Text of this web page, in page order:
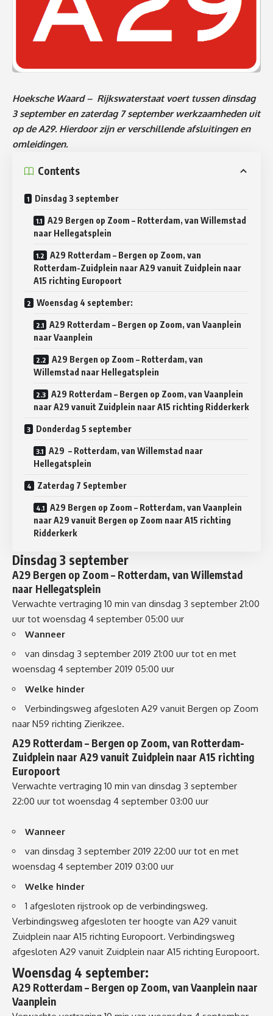
Hoeksche Waard – Rijkswaterstaat voert tussen dinsdag
3 september en zaterdag 7 september werkzaamheden uit
op de A29. Hierdoor zijn er verschillende afsluitingen en
omleidingen.
Contents
Dinsdag 3 september
A29 Bergen op Zoom – Rotterdam, van Willemstad
naar Hellegatsplein
A29 Rotterdam – Bergen op Zoom, van
Rotterdam-Zuidplein naar A29 vanuit Zuidplein naar
A15 richting Europoort
Woensdag 4 september:
A29 Rotterdam – Bergen op Zoom, van Vaanplein
naar Vaanplein
A29 Bergen op Zoom – Rotterdam, van
Willemstad naar Hellegatsplein
A29 Rotterdam – Bergen op Zoom, van Vaanplein
naar A29 vanuit Zuidplein naar A15 richting Ridderkerk
Donderdag 5 september
A29 – Rotterdam, van Willemstad naar
Hellegatsplein
Zaterdag 7 September
A29 Bergen op Zoom – Rotterdam, van Vaanplein
naar A29 vanuit Bergen op Zoom naar A15 richting
Ridderkerk
Dinsdag 3 september
A29 Bergen op Zoom – Rotterdam, vanWillemstad
naar Hellegatsplein
Verwachte vertraging 10 min van dinsdag 3 september 21:00
uur tot woensdag 4 september 05:00 uur
Wanneer
van dinsdag 3 september 2019 21:00 uur tot en met
woensdag 4 september 2019 05:00 uur
Welke hinder
Verbindingsweg afgesloten A29 vanuit Bergen op Zoom
naar N59 richting Zierikzee.
A29 Rotterdam – Bergen op Zoom, van Rotterdam-
Zuidplein naar A29 vanuit Zuidplein naar A15 richting
Europoort
Verwachte vertraging 10 min van dinsdag 3 september
22:00 uur tot woensdag 4 september 03:00 uur
Wanneer
van dinsdag 3 september 2019 22:00 uur tot en met
woensdag 4 september 2019 03:00 uur
Welke hinder
1 afgesloten rijstrook op de verbindingsweg.
Verbindingsweg afgesloten ter hoogte van A29 vanuit
Zuidplein naar A15 richting Europoort. Verbindingsweg
afgesloten A29 vanuit Zuidplein naar A15 richting Europoort.
Woensdag 4 september:
A29 Rotterdam – Bergen op Zoom, vanVaanplein naar
Vaanplein